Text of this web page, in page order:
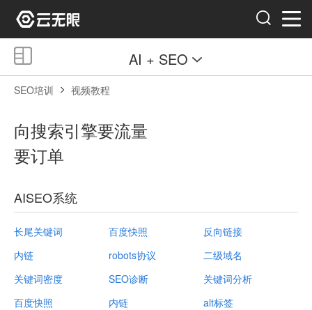
AI + SEO
SEO培训 视频教程
向搜索引擎要流量
要订单
AISEO系统
长尾关键词
内链
关键词密度
百度快照
百度快照
robots协议
SEO诊断
内链
反向链接
二级域名
关键词分析
alt标签